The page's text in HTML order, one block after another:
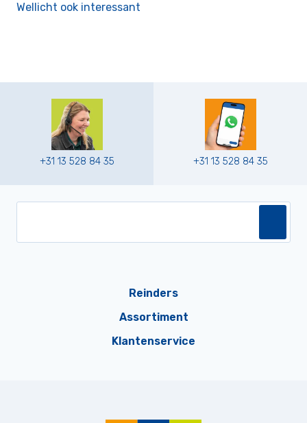
Wellicht ook interessant
+31 13 528 84 35 +31 13 528 84 35
Reinders
Assortiment
Klantenservice